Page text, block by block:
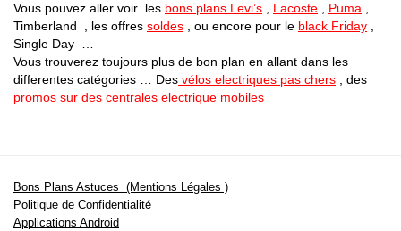
Vous pouvez aller voir les bons plans Levi’s , Lacoste , Puma ,
Timberland , les offres soldes , ou encore pour le black Friday ,
Single Day …
Vous trouverez toujours plus de bon plan en allant dans les
differentes catégories … Des vélos electriques pas chers , des
promos sur des centrales electrique mobiles
Bons Plans Astuces (Mentions Légales )
Politique de Confidentialité
Applications Android